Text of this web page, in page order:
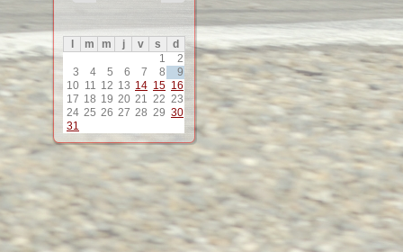
m m j v s
d
1
2
3
4 5 6 7 8
9
10 11 12 13 14 15 16
17 18 19 20 21 22 23
24 25 26 27 28 29 30
31